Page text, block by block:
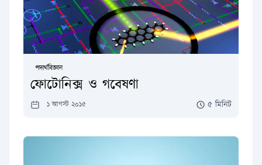
পদার্থবিজ্ঞান
ফোটোনিক্স ও গবেষণা
১ আগস্ট ২০১৫ ৫ মিনিট